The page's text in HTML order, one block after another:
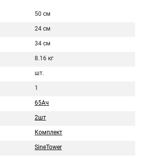
50 см
24 см
34 см
8.16 кг
шт.
1
65Aч
2шт
Комплект
SineTower